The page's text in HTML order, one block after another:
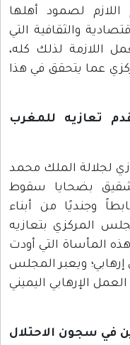
لصمود أهلها
والثقافية التي
اللازمة لذلك كله،
عما يتحقق في هذا
تعازيه للمغرب
لجلالة الملك محمد
بضحايا سقوط
التي أودت بحياة 80 ضابطاً وجنديًا من أبناء
المركزي بتعازيه
المأساة التي أودت
ويعبر المجلس
الإرهابي اليميني
في سجون الاحتلال